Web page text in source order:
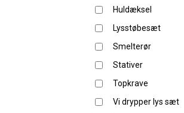
Huldæksel
Lysstøbesæt
Smelterør
Stativer
Topkrave
Vi drypper lys sæt